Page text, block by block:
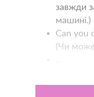
завжди
машині.)
Can you
(Чи